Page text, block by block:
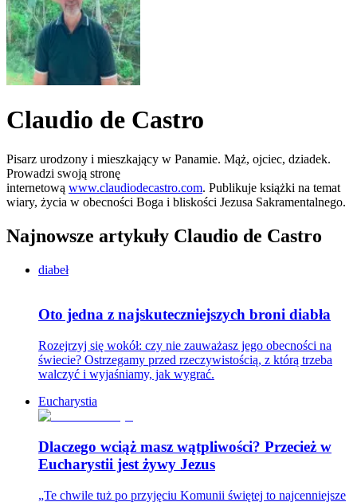
Claudio de Castro
Pisarz urodzony i mieszkający w Panamie. Mąż, ojciec, dziadek.
Prowadzi swoją stronę
internetową www.claudiodecastro.com. Publikuje książki na temat
wiary, życia w obecności Boga i bliskości Jezusa Sakramentalnego.
Najnowsze artykuły Claudio de Castro
diabeł
Oto jedna z najskuteczniejszych broni diabła
Rozejrzyj się wokół: czy nie zauważasz jego obecności na
świecie? Ostrzegamy przed rzeczywistością, z którą trzeba
walczyć i wyjaśniamy, jak wygrać.
Eucharystia
Dlaczego wciąż masz wątpliwości? Przecież w
Eucharystii jest żywy Jezus
„Te chwile tuż po przyjęciu Komunii świętej to najcenniejsze